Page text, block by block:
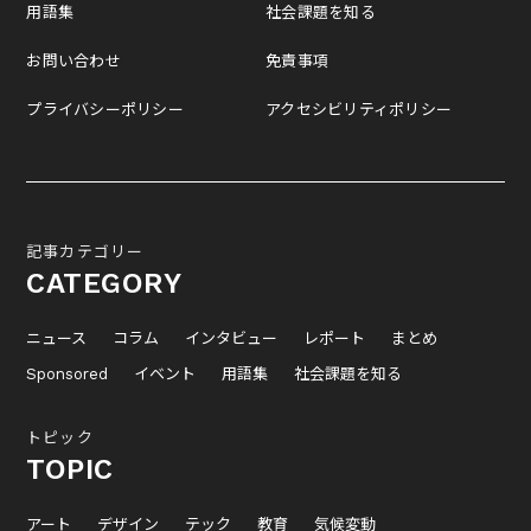
用語集
お問い合わせ
プライバシーポリシー
社会課題を知る
免責事項
アクセシビリティポリシー
記事カテゴリー
CATEGORY
ニュース コラム インタビュー レポート
まとめ
Sponsored
イベント 用語集 社会課題を知る
トピック
TOPIC
アート デザイン テック 教育 気候変動